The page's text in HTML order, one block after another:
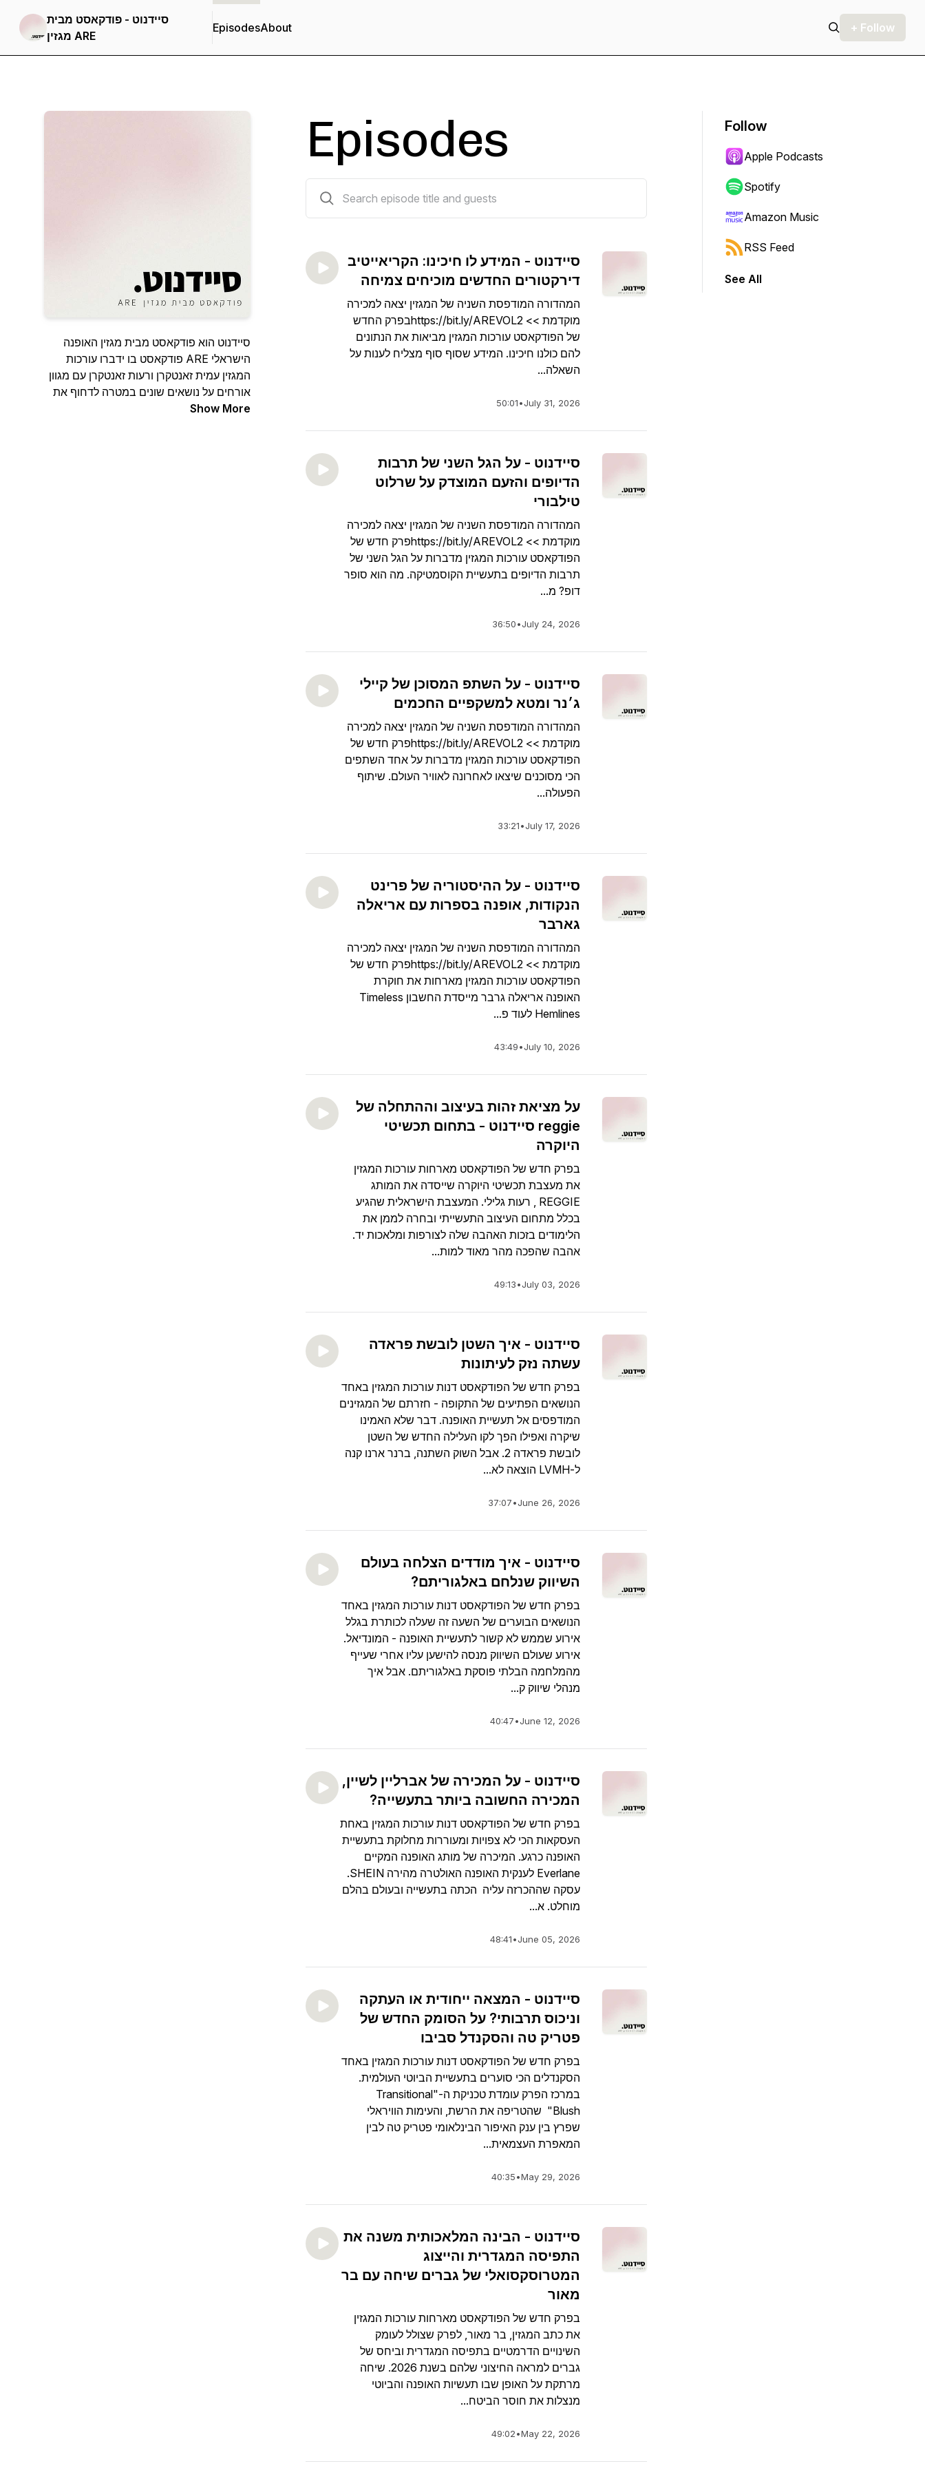
סיידנוט - פודקאסט מבית
מגזין ARE
EpisodesAbout + Follow
סיידנוט הוא פודקאסט מבית מגזין האופנה
הישראלי ARE פודקאסט בו ידברו עורכות
המגזין עמית זאנטקרן ורעות זאנטקרן עם מגוון
אורחים על נושאים שונים במטרה לדחוף את
התעשייה הישראלית, לתת במה לכשרונות
Show More
Episodes
סיידנוט - המידע לו חיכינו: הקריאייטיב
דירקטורים החדשים מוכיחים צמיחה
המהדורה המודפסת השניה של המגזין יצאה למכירה
מוקדמת >> https://bit.ly/AREVOL2בפרק החדש
של הפודקאסט עורכות המגזין מביאות את הנתונים
להם כולנו חיכינו. המידע שסוף סוף מצליח לענות על
השאלה...
July 31, 2026
•
50:01
סיידנוט - על הגל השני של תרבות
הדיופים והזעם המוצדק על שרלוט
טילבורי
המהדורה המודפסת השניה של המגזין יצאה למכירה
מוקדמת >> https://bit.ly/AREVOL2פרק חדש של
הפודקאסט עורכות המגזין מדברות על הגל השני של
תרבות הדיופים בתעשיית הקוסמטיקה. מה הוא סופר
דופ? מ...
July 24, 2026
•
36:50
סיידנוט - על השתפ המסוכן של קיילי
ג׳נר ומטא למשקפיים החכמים
המהדורה המודפסת השניה של המגזין יצאה למכירה
מוקדמת >> https://bit.ly/AREVOL2פרק חדש של
הפודקאסט עורכות המגזין מדברות על אחד השתפים
הכי מסוכנים שיצאו לאחרונה לאוויר העולם. שיתוף
הפעולה...
July 17, 2026
•
33:21
סיידנוט - על ההיסטוריה של פרינט
הנקודות, אופנה בספרות עם אריאלה
גארבר
המהדורה המודפסת השניה של המגזין יצאה למכירה
מוקדמת >> https://bit.ly/AREVOL2פרק חדש של
הפודקאסט עורכות המגזין מארחות את חוקרת
האופנה אריאלה גרבר מייסדת החשבון Timeless
Hemlines לעוד פ...
July 10, 2026
•
43:49
על מציאת זהות בעיצוב וההתחלה של
reggie סיידנוט - בתחום תכשיטי
היוקרה
בפרק חדש של הפודקאסט מארחות עורכות המגזין
את מעצבת תכשיטי היוקרה שייסדה את המותג
REGGIE , רעות גלילי. המעצבת הישראלית שהגיע
בכלל מתחום העיצוב התעשייתי ובחרה לממן את
הלימודים בזכות האהבה שלה לצורפות ומלאכות יד.
אהבה שהפכה מהר מאוד למות...
July 03, 2026
•
49:13
סיידנוט - איך השטן לובשת פראדה
עשתה נזק לעיתונות
בפרק חדש של הפודקאסט דנות עורכות המגזין באחד
הנושאים הפתיעים של התקופה - חזרתם של המגזינים
המודפסים אל תעשיית האופנה. דבר שלא האמינו
שיקרה ואפילו הפך לקו העלילה החדש של השטן
לובשת פראדה 2. אבל השוק השתנה, ברנר ארנו קנה
ל-LVMH הוצאה לא...
June 26, 2026
•
37:07
סיידנוט - איך מודדים הצלחה בעולם
השיווק שנלחם באלגוריתם?
בפרק חדש של הפודקאסט דנות עורכות המגזין באחד
הנושאים הבוערים של השעה זה שעלה לכותרת בגלל
אירוע שממש לא קשור לתעשיית האופנה - המונדיאל.
אירוע שעולם השיווק מנסה להישען עליו אחרי שעייף
מהמלחמה הבלתי פוסקת באלגוריתם. אבל איך
מנהלי שיווק ק...
June 12, 2026
•
40:47
סיידנוט - על המכירה של אברליין לשיין,
המכירה החשובה ביותר בתעשייה?
בפרק חדש של הפודקאסט דנות עורכות המגזין באחת
העסקאות הכי לא צפויות ומעוררות מחלוקת בתעשיית
האופנה כרגע. המיכרה של מותג האופנה המקיים
Everlane לענקית האופנה האולטרה מהירה SHEIN.
עסקה שההכרזה עליה הכתה בתעשייה ובעולם בהלם
מוחלט. א...
June 05, 2026
•
48:41
סיידנוט - המצאה ייחודית או העתקה
וניכוס תרבותי? על הסומק החדש של
פטריק טה והסקנדל סביבו
בפרק חדש של הפודקאסט דנות עורכות המגזין באחד
הסקנדלים הכי סוערים בתעשיית הביוטי העולמית.
במרכז הפרק עומדת טכניקת ה-"Transitional
Blush" שהטריפה את הרשת, והעימות הוויראלי
שפרץ בין ענק האיפור הבינלאומי פטריק טה לבין
המאפרת העצמאית...
May 29, 2026
•
40:35
סיידנוט - הבינה המלאכותית משנה את
התפיסה המגדרית והייצוג
המטרוסקסואלי של גברים שיחה עם בר
מאור
בפרק חדש של הפודקאסט מארחות עורכות המגזין
את כתב המגזין, בר מאור, לפרק שצולל לעומק
השינויים הדרמטיים בתפיסה המגדרית וביחס של
גברים למראה החיצוני שלהם בשנת 2026. שיחה
מרתקת על האופן שבו תעשיות האופנה והביוטי
מנצלות את חוסר הביטח...
May 22, 2026
•
49:02
Follow
Apple Podcasts
Spotify
Amazon Music
RSS Feed
See All